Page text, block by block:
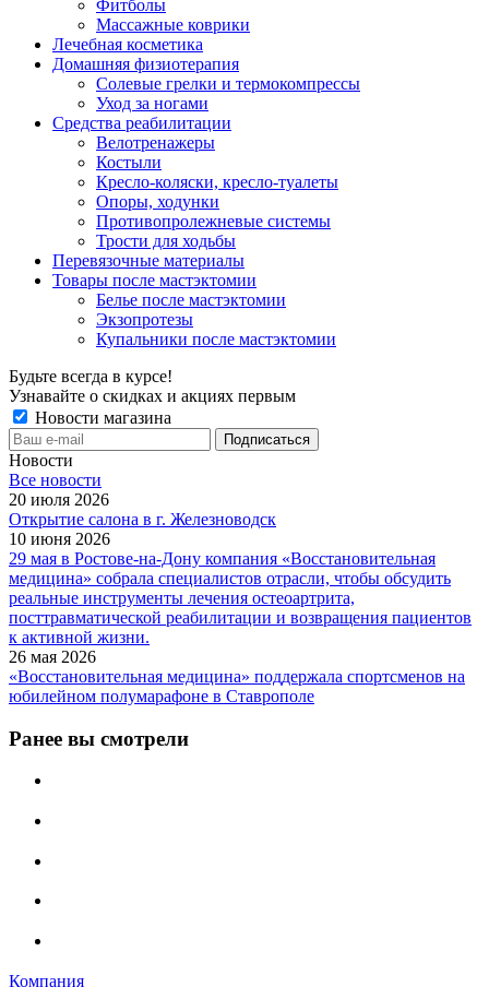
Фитболы
Массажные коврики
Лечебная косметика
Домашняя физиотерапия
Солевые грелки и термокомпрессы
Уход за ногами
Средства реабилитации
Велотренажеры
Костыли
Кресло-коляски, кресло-туалеты
Опоры, ходунки
Противопролежневые системы
Трости для ходьбы
Перевязочные материалы
Товары после мастэктомии
Белье после мастэктомии
Экзопротезы
Купальники после мастэктомии
Будьте всегда в курсе!
Узнавайте о скидках и акциях первым
Новости магазина
Новости
Все новости
20 июля 2026
Открытие салона в г. Железноводск
10 июня 2026
29 мая в Ростове-на-Дону компания «Восстановительная
медицина» собрала специалистов отрасли, чтобы обсудить
реальные инструменты лечения остеоартрита,
посттравматической реабилитации и возвращения пациентов
к активной жизни.
26 мая 2026
«Восстановительная медицина» поддержала спортсменов на
юбилейном полумарафоне в Ставрополе
Ранее вы смотрели
Компания